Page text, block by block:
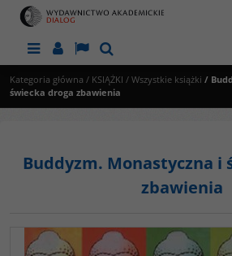
MenuPanelLangSzukaj
Kategoria główna / KSIĄŻKI / Wszystkie książki /
świecka droga zbawienia
Buddyzm. Monastyczna i
zbawienia